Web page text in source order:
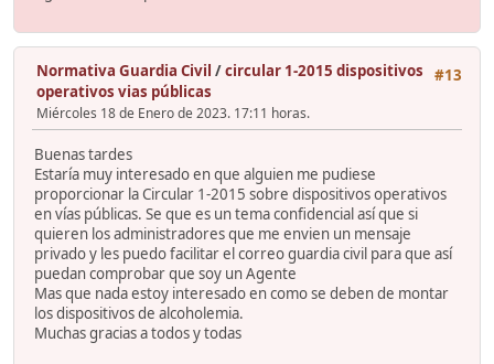
#13
Normativa Guardia Civil /circular 1-2015 dispositivos
operativos vias públicas
Miércoles 18 de Enero de 2023. 17:11 horas.
Buenas tardes
Estaría muy interesado en que alguien me pudiese
proporcionar la Circular 1-2015 sobre dispositivos operativos
en vías públicas. Se que es un tema confidencial así que si
quieren los administradores que me envien un mensaje
privado y les puedo facilitar el correo guardia civil para que así
puedan comprobar que soy un Agente
Mas que nada estoy interesado en como se deben de montar
los dispositivos de alcoholemia.
Muchas gracias a todos y todas